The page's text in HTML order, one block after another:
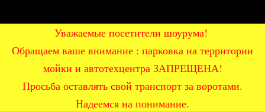
Уважаемые посетители шоурума!
Обращаем ваше внимание : парковка на территории
мойки и автотехцентра ЗАПРЕЩЕНА!
Просьба оставлять свой транспорт за воротами.
Надеемся на понимание.